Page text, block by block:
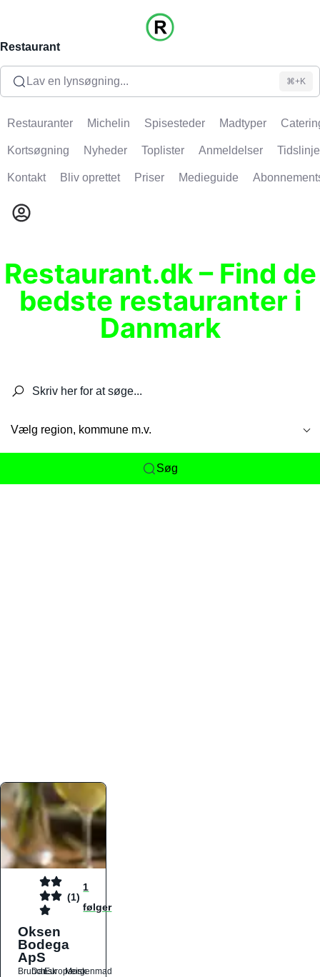
Restaurant
Lav en lynsøgning... ⌘+K
Restauranter Michelin Spisesteder Madtyper
Kortsøgning Nyheder Toplister Anmeldelser Tidslinje
Kontakt Bliv oprettet Priser Medieguide
Restaurant.dk – Find de
bedste restauranter i
Danmark
Vælg region, kommune m.v.
Søg
(1)
1
følger
Oksen
Bodega
ApS
Brunch
DanskEuropæiskMorgenmad